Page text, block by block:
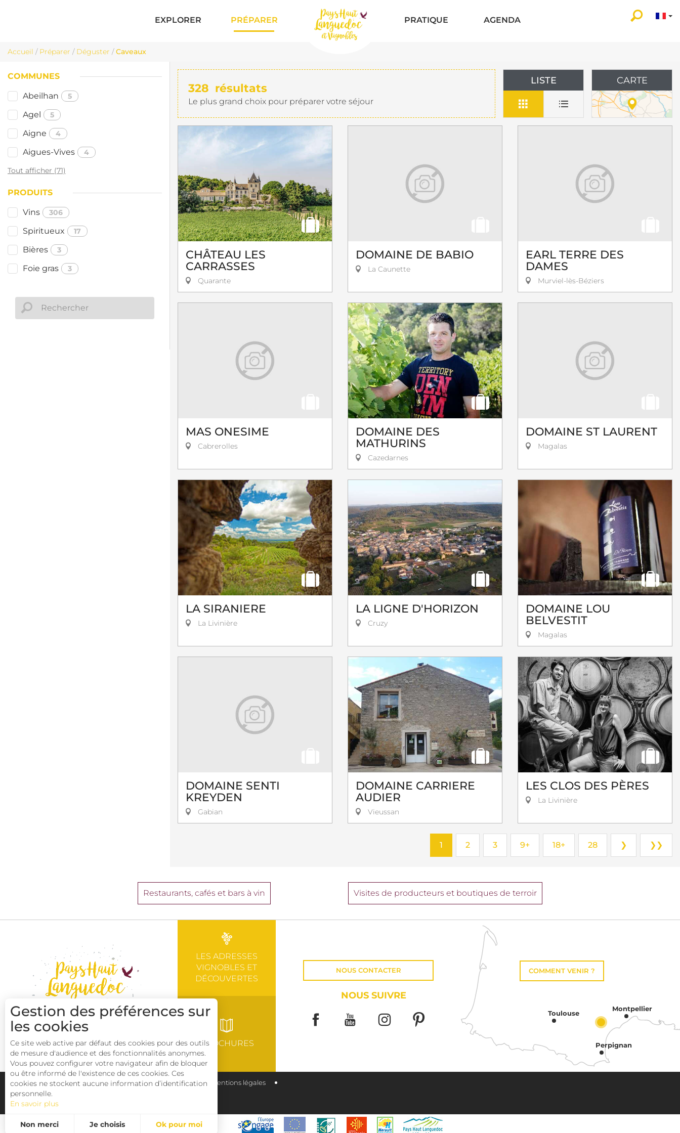
EXPLORER PRÉPARER PRATIQUE AGENDA
Accueil / Préparer / Déguster /Caveaux
COMMUNES
Abeilhan 5
Agel 5
Aigne 4
Aigues-Vives
4
Tout afficher (71)
PRODUITS
Vins 306
Spiritueux 17
Bières 3
Foie gras 3
328 résultats
Le plus grand choix pour préparer votre séjour
LISTE CARTE
CHÂTEAU LES
CARRASSES
Quarante
DOMAINE DE BABIO
La Caunette
EARL TERRE DES
DAMES
Murviel-lès-Béziers
MAS ONESIME
Cabrerolles
DOMAINE DES
MATHURINS
Cazedarnes
DOMAINE ST LAURENT
Magalas
LA SIRANIERE
La Livinière
LA LIGNE D'HORIZON
Cruzy
DOMAINE LOU
BELVESTIT
Magalas
DOMAINE SENTI
KREYDEN
Gabian
DOMAINE CARRIERE
AUDIER
Vieussan
LES CLOS DES PÈRES
La Livinière
1 2 3 9+ 18+ 28 ❯ ❯❯
Restaurants, cafés et bars à vin Visites de producteurs et boutiques de terroir
LES ADRESSES
VIGNOBLES ET
DÉCOUVERTES
BROCHURES
NOUS CONTACTER
NOUS SUIVRE
COMMENT VENIR ?
Toulouse
Montpellier
Perpignan
Plan du site Pays Haut Languedoc et Vignobles Mentions légales
Déclaration d'accessibilité
Gestion des préférences sur
les cookies
Ce site web active par défaut des cookies pour des outils
de mesure d'audience et des fonctionnalités anonymes.
Vous pouvez configurer votre navigateur afin de bloquer
ou être informé de l'existence de ces cookies. Ces
cookies ne stockent aucune information d’identification
personnelle.
En savoir plus
Non merci Je choisis Ok pour moi